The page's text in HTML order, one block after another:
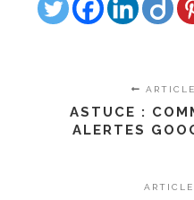
ASTUCE :
ALERTES